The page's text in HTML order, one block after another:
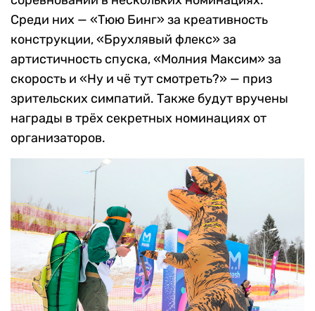
Среди них — «Тюю Бинг» за креативность
конструкции, «Брухлявый флекс» за
артистичность спуска, «Молния Максим» за
скорость и «Ну и чё тут смотреть?» — приз
зрительских симпатий. Также будут вручены
награды в трёх секретных номинациях от
организаторов.